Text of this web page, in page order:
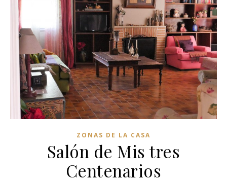
ZONAS DE LA CASA
Salón de Mis tres
Centenarios